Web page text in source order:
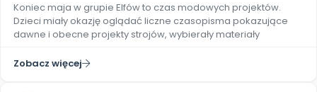
Koniec maja w grupie Elfów to czas modowych projektów.
Dzieci miały okazję oglądać liczne czasopisma pokazujące
dawne i obecne projekty strojów, wybierały materiały
Zobacz więcej